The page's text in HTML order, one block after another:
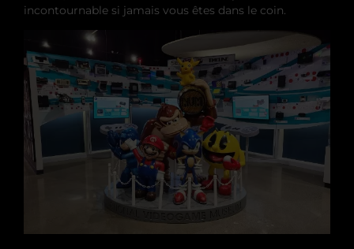
incontournable si jamais vous êtes dans le coin.